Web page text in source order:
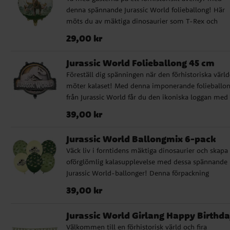
på kalaset.
denna spännande Jurassic World folieballong! Här
möts du av mäktiga dinosaurier som T-Rex och
Denna imponerande Jurassic World folieballong är
och har en praktisk självslutande ventil. Ett sugrör
enkel uppblåsning medföljer, så du snabbt kan få
redo för firandet. Uppblåst mäter ballongen cirka
cm i diameter.
Pris :29,00 kr
29,00 kr
Jurassic World Folieballong 45 cm
Föreställ dig spänningen när den förhistoriska
möter kalaset! Med denna imponerande
från Jurassic World får du den ikoniska loggan med
fyllas med antingen luft eller helium, och den
bekvämlighet ingår ett sugrör för uppblåsning. När
ballongen är uppblåst mäter den cirka 45 x 37 cm,
perfekt storlek för att märkas på kalaset.
Pris :39,00 kr
39,00 kr
Jurassic World Ballongmix 6-pack
Väck liv i forntidens mäktiga dinosaurier och skapa
oförglömlig kalasupplevelse med dessa spännande
Jurassic World-ballonger! Denna förpackning
pryds av den ikoniska Jurassic World-logotypen,
dinosaurier som T-Rex, Triceratops och
Pris :39,00 kr
39,00 kr
Jurassic World Girlang Happy
Välkommen till en förhistorisk värld och fira